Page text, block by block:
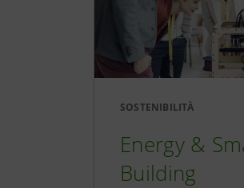
SOSTENIBILITÀ
Energy &
Building